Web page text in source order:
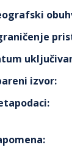
izvor:
:
: